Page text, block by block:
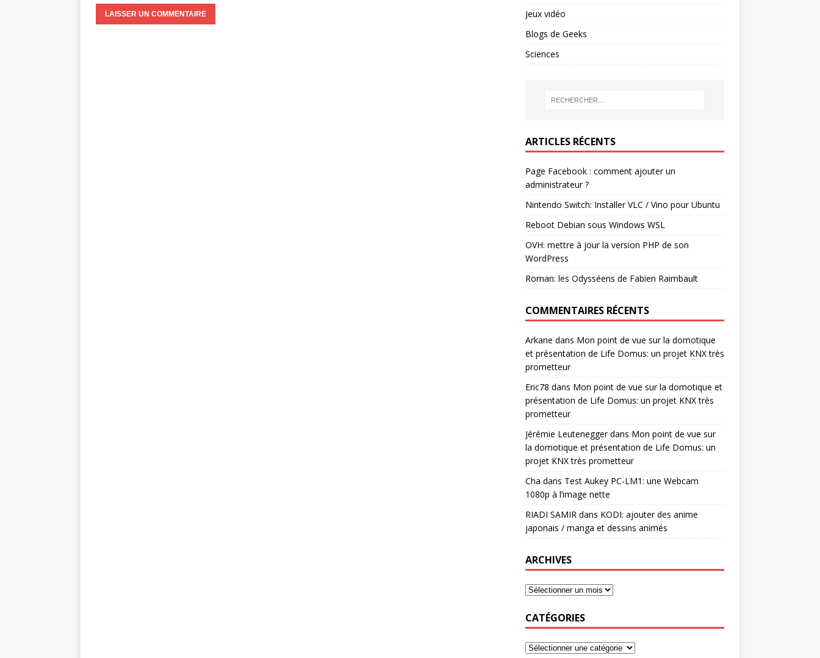
Jeux vidéo
Blogs de Geeks
Sciences
ARTICLES RÉCENTS
Page Facebook : comment ajouter un
administrateur ?
Nintendo Switch: Installer VLC / Vino pour Ubuntu
Reboot Debian sous Windows WSL
OVH: mettre à jour la version PHP de son
WordPress
Roman: les Odysséens de Fabien Raimbault
COMMENTAIRES RÉCENTS
Arkane dans Mon point de vue sur la domotique
et présentation de Life Domus: un projet KNX très
prometteur
Eric78 dans Mon point de vue sur la domotique et
présentation de Life Domus: un projet KNX très
prometteur
Jérémie Leuteneggerdans Mon point de vue sur
la domotique et présentation de Life Domus: un
projet KNX très prometteur
Cha dans Test Aukey PC-LM1: une Webcam
1080p à l’image nette
RIADI SAMIRdans KODI: ajouter des anime
japonais / manga et dessins animés
ARCHIVES
CATÉGORIES